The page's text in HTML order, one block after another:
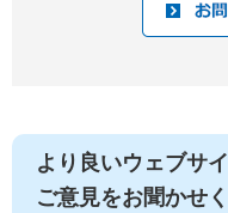
より良いウェブサ
ご意見をお聞かせ